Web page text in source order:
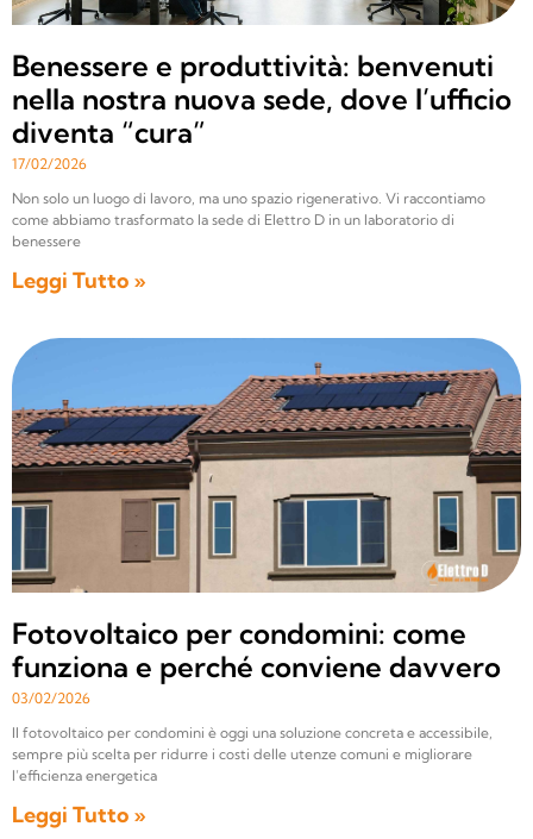
Benessere e produttività: benvenuti
nella nostra nuova sede, dove l’ufficio
diventa “cura”
17/02/2026
Non solo un luogo di lavoro, ma uno spazio rigenerativo. Vi raccontiamo
come abbiamo trasformato la sede di Elettro D in un laboratorio di
benessere
Leggi Tutto »
Fotovoltaico per condomini: come
funziona e perché conviene davvero
03/02/2026
Il fotovoltaico per condomini è oggi una soluzione concreta e accessibile,
sempre più scelta per ridurre i costi delle utenze comuni e migliorare
l’efficienza energetica
Leggi Tutto »